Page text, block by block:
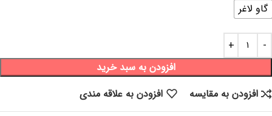
گاو لاغر
افزودن به سبد خرید
افزودن به مقایسه
افزودن به علاقه مندی